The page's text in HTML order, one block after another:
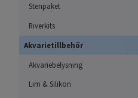
Stenpaket
Riverkits
Akvarietillbehör
Akvariebelysning
Lim & Silikon